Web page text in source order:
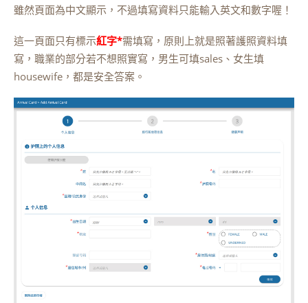
雖然頁面為中文顯示，不過填寫資料只能輸入英文和數字喔！
這一頁面只有標示紅字*需填寫，原則上就是照著護照資料填
寫，職業的部分若不想照實寫，男生可填sales、女生填
housewife，都是安全答案。